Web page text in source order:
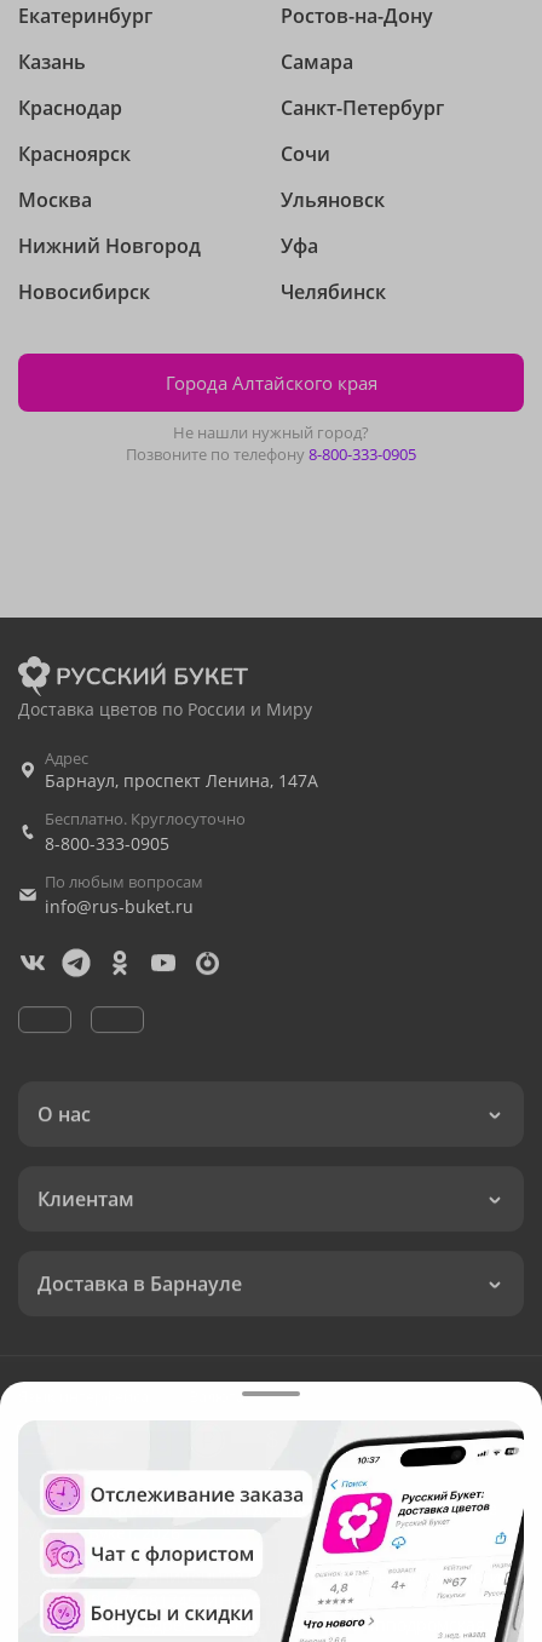
Екатеринбург
Казань
Краснодар
Красноярск
Москва
Нижний Новгород
Новосибирск
Ростов-на-Дону
Самара
Санкт-Петербург
Сочи
Ульяновск
Уфа
Челябинск
Города Алтайского края
Не нашли нужный город?
Позвоните по телефону8-800-333-0905
Доставка цветов по России и Миру
Адрес
Барнаул, проспект Ленина, 147А
Бесплатно. Круглосуточно
8-800-333-0905
По любым вопросам
info@rus-buket.ru
О нас
Клиентам
Доставка в Барнауле
Валюта:
Служба круглосуточной доставки цветов в Барнауле
Русский Букет, 2026
Общество с ограниченной ответственностью «Технология»
ОГРН: 1195476081745, ИНН: 5410081997
Юридический адрес: г. Новосибирск, ул. Ипподромская,